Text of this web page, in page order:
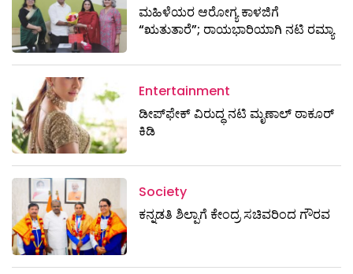
ಮಹಿಳೆಯರ ಆರೋಗ್ಯ ಕಾಳಜಿಗೆ
“ಋತುತಾರೆ”; ರಾಯಭಾರಿಯಾಗಿ ನಟಿ ರಮ್ಯಾ
Entertainment
ಡೀಪ್‌ಫೇಕ್ ವಿರುದ್ಧ ನಟಿ ಮೃಣಾಲ್ ಠಾಕೂರ್
ಕಿಡಿ
Society
ಕನ್ನಡತಿ ಶಿಲ್ಪಾಗೆ ಕೇಂದ್ರ ಸಚಿವರಿಂದ ಗೌರವ